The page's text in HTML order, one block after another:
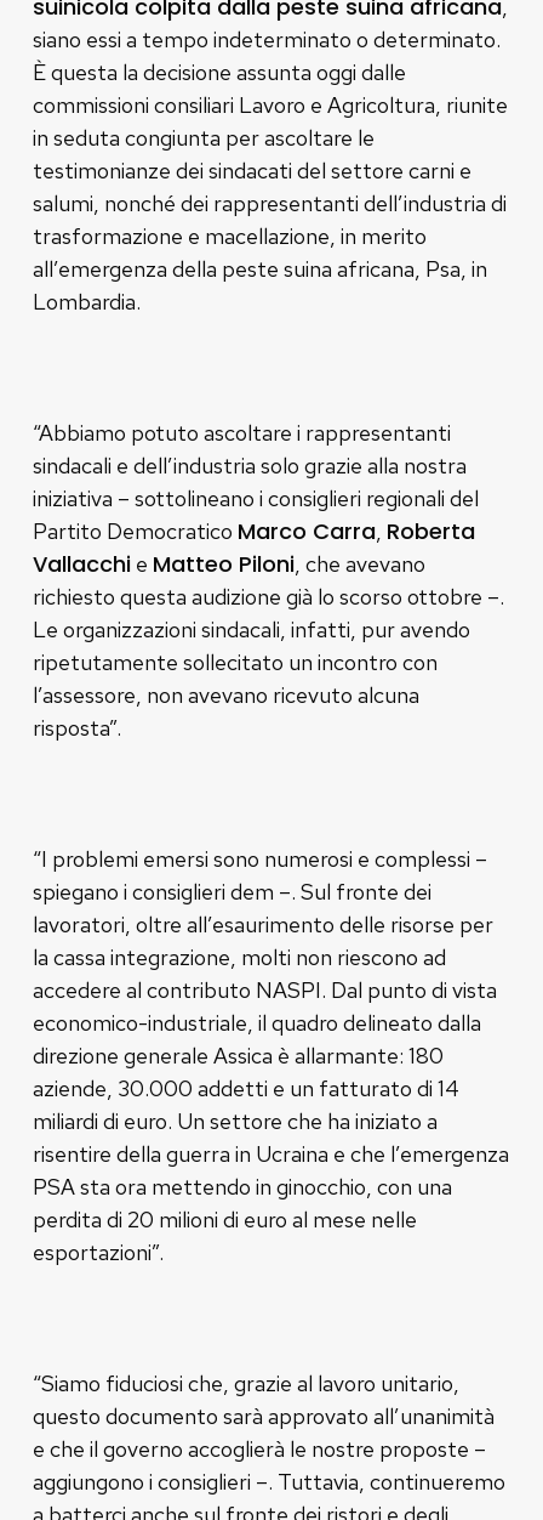
suinicola colpita dalla peste suina africana,
siano essi a tempo indeterminato o determinato.
È questa la decisione assunta oggi dalle
commissioni consiliari Lavoro e Agricoltura, riunite
in seduta congiunta per ascoltare le
testimonianze dei sindacati del settore carni e
salumi, nonché dei rappresentanti dell’industria di
trasformazione e macellazione, in merito
all’emergenza della peste suina africana, Psa, in
Lombardia.
“Abbiamo potuto ascoltare i rappresentanti
sindacali e dell’industria solo grazie alla nostra
iniziativa – sottolineano i consiglieri regionali del
Partito Democratico Marco Carra, Roberta
Vallacchie Matteo Piloni, che avevano
richiesto questa audizione già lo scorso ottobre –.
Le organizzazioni sindacali, infatti, pur avendo
ripetutamente sollecitato un incontro con
l’assessore, non avevano ricevuto alcuna
risposta”.
“I problemi emersi sono numerosi e complessi –
spiegano i consiglieri dem –. Sul fronte dei
lavoratori, oltre all’esaurimento delle risorse per
la cassa integrazione, molti non riescono ad
accedere al contributo NASPI. Dal punto di vista
economico-industriale, il quadro delineato dalla
direzione generale Assica è allarmante: 180
aziende, 30.000 addetti e un fatturato di 14
miliardi di euro. Un settore che ha iniziato a
risentire della guerra in Ucraina e che l’emergenza
PSA sta ora mettendo in ginocchio, con una
perdita di 20 milioni di euro al mese nelle
esportazioni”.
“Siamo fiduciosi che, grazie al lavoro unitario,
questo documento sarà approvato all’unanimità
e che il governo accoglierà le nostre proposte –
aggiungono i consiglieri –. Tuttavia, continueremo
a batterci anche sul fronte dei ristori e degli